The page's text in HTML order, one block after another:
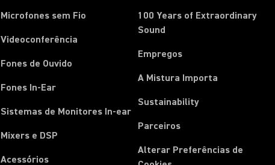
Microfones sem Fio
Videoconferência
Fones de Ouvido
Fones In-Ear
Sistemas de Monitores In-ear
Mixers e DSP
Acessórios
100 Years of Extraordinary
Sound
Empregos
A Mistura Importa
Sustainability
Parceiros
Alterar Preferências de